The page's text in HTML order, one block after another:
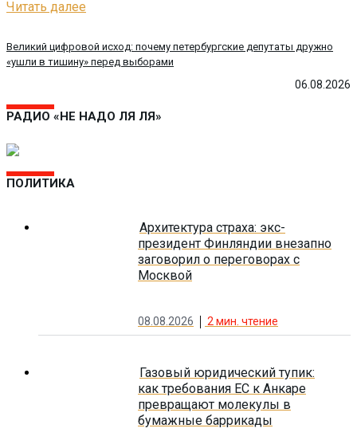
06.08.2026
Великий цифровой исход: почему петербургские депутаты дружно
«ушли в тишину» перед выборами
Читать далее
РАДИО «НЕ НАДО ЛЯ ЛЯ»
ПОЛИТИКА
Архитектура страха: экс-
президент Финляндии внезапно
заговорил о переговорах с
Москвой
08.08.2026 2 мин. чтение
Газовый юридический тупик:
как требования ЕС к Анкаре
превращают молекулы в
бумажные баррикады